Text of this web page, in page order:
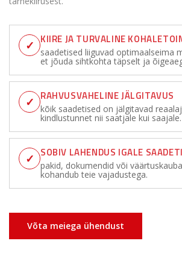
✓ KIIRE JA TURVALINE
saadetised liiguvad optimaalseima
et jõuda sihtkohta täpselt ja
✓ RAHVUSVAHELINE JÄLGITAVUS
kõik saadetised on jälgitavad
kindlustunnet nii saatjale kui saajale.
✓ SOBIV LAHENDUS IGALE
pakid, dokumendid või
kohandub teie vajadustega.
Võta meiega ühendust